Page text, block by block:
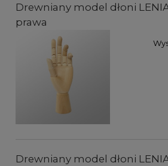
Drewniany model dłoni
prawa
Drewniany model dłoni